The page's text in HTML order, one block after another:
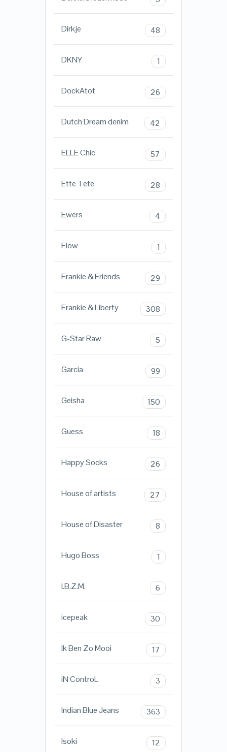
Dirkje 48
DKNY 1
DockAtot 26
Dutch Dream denim 42
ELLE Chic 57
Ette Tete 28
Ewers 4
Flow 1
Frankie & Friends 29
Frankie & Liberty 308
G-Star Raw 5
Garcia 99
Geisha 150
Guess 18
Happy Socks 26
House of artists 27
House of Disaster 8
Hugo Boss 1
I.B.Z.M. 6
icepeak 30
Ik Ben Zo Mooi 17
iN ControL 3
Indian Blue Jeans 363
Isoki 12